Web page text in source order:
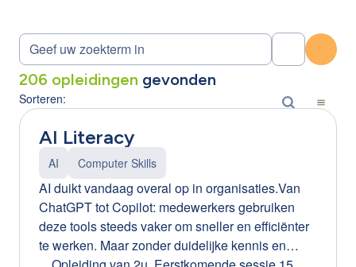
206 opleidingen gevonden
Sorteren:
AI Literacy
AI Computer Skills
AI duikt vandaag overal op in organisaties.Van
ChatGPT tot Copilot: medewerkers gebruiken
deze tools steeds vaker om sneller en efficiënter
te werken. Maar zonder duidelijke kennis en